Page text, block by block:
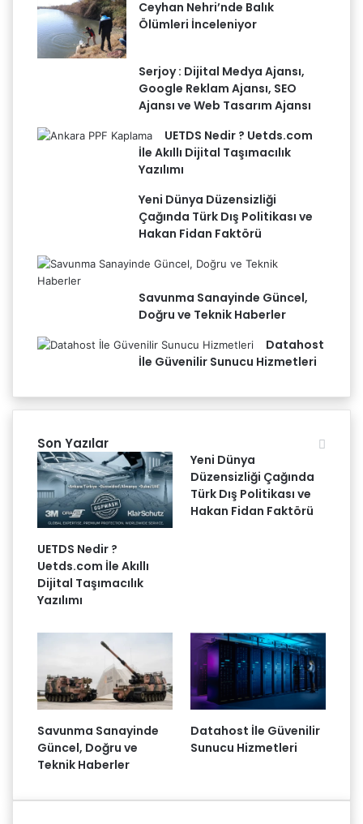
Ceyhan Nehri’nde Balık
Ölümleri İnceleniyor
Serjoy : Dijital Medya Ajansı,
Google Reklam Ajansı, SEO
Ajansı ve Web Tasarım Ajansı
UETDS Nedir ? Uetds.com
İle Akıllı Dijital Taşımacılık
Yazılımı
Yeni Dünya Düzensizliği
Çağında Türk Dış Politikası ve
Hakan Fidan Faktörü
Savunma Sanayinde Güncel,
Doğru ve Teknik Haberler
Datahost
İle Güvenilir Sunucu Hizmetleri
Son Yazılar
UETDS Nedir ?
Uetds.com İle Akıllı
Dijital Taşımacılık
Yazılımı
Yeni Dünya
Düzensizliği Çağında
Türk Dış Politikası ve
Hakan Fidan Faktörü
Savunma Sanayinde
Güncel, Doğru ve
Teknik Haberler
Datahost İle Güvenilir
Sunucu Hizmetleri